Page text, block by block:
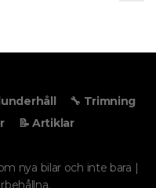
🔧 Trimning
📝 Artiklar
nya bilar och inte bara |